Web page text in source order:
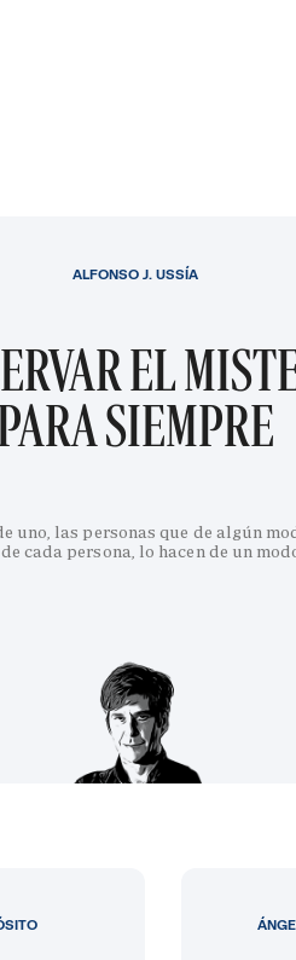
EL
SIEMPRE
uno, las personas que de algún
cada persona, lo hacen de un
ALFONSO J. USSÍA